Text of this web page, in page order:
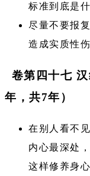
标准到底是什
尽量不要报
造成实质性
卷第四十七
年，共7年）
在别人看不
内心最深处
这样修养身